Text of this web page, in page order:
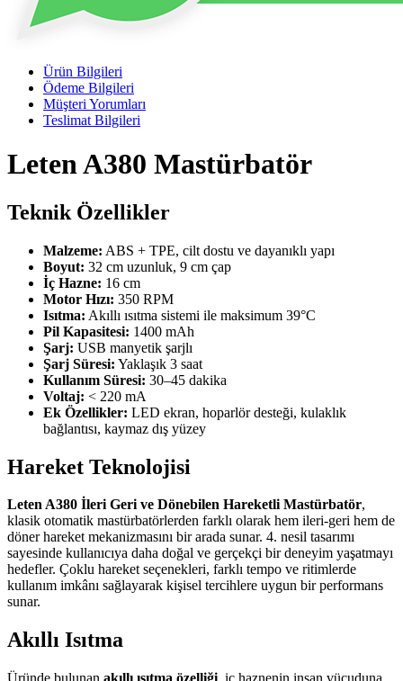
Ürün Bilgileri
Ödeme Bilgileri
Müşteri Yorumları
Teslimat Bilgileri
Leten A380 Mastürbatör
Teknik Özellikler
Malzeme: ABS + TPE, cilt dostu ve dayanıklı yapı
Boyut: 32 cm uzunluk, 9 cm çap
İç Hazne: 16 cm
Motor Hızı: 350 RPM
Isıtma: Akıllı ısıtma sistemi ile maksimum 39°C
Pil Kapasitesi: 1400 mAh
Şarj: USB manyetik şarjlı
Şarj Süresi: Yaklaşık 3 saat
Kullanım Süresi: 30–45 dakika
Voltaj: < 220 mA
Ek Özellikler: LED ekran, hoparlör desteği, kulaklık
bağlantısı, kaymaz dış yüzey
Hareket Teknolojisi
Leten A380 İleri Geri ve Dönebilen Hareketli Mastürbatör,
klasik otomatik mastürbatörlerden farklı olarak hem ileri-geri hem de
döner hareket mekanizmasını bir arada sunar. 4. nesil tasarımı
sayesinde kullanıcıya daha doğal ve gerçekçi bir deneyim yaşatmayı
hedefler. Çoklu hareket seçenekleri, farklı tempo ve ritimlerde
kullanım imkânı sağlayarak kişisel tercihlere uygun bir performans
sunar.
Akıllı Isıtma